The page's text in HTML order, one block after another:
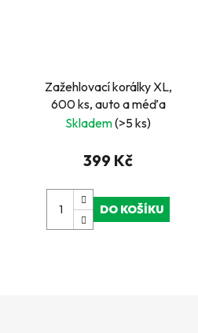
Zažehlovací korálky XL,
600 ks, auto a méďa
Skladem(>5 ks)
399 Kč
DO KOŠÍKU